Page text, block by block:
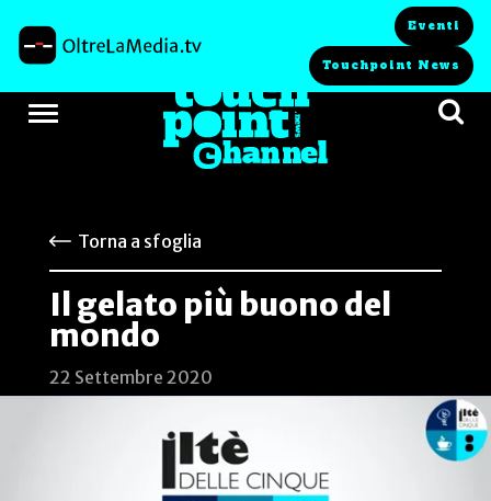
Eventi
Touchpoint News
Torna a sfoglia
Il gelato più buono del
mondo
22 Settembre 2020